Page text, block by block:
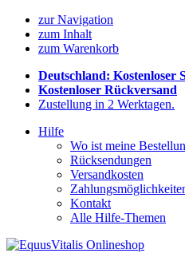
zur Navigation
zum Inhalt
zum Warenkorb
Deutschland: Kostenloser
Kostenloser Rückversand
Zustellung in 2 Werktagen.
Hilfe
Wo ist meine
Rücksendungen
Versandkosten
Kontakt
Alle Hilfe-Themen